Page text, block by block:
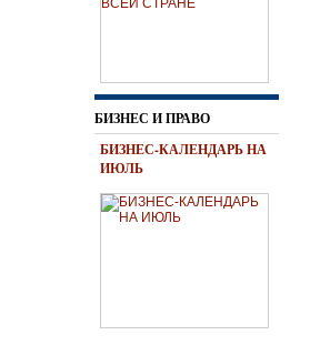
БИЗНЕС И ПРАВО
БИЗНЕС-КАЛЕНДАРЬ НА
ИЮЛЬ